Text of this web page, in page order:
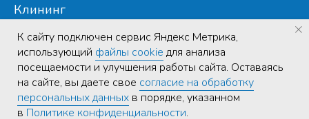
Клининг
Политика конфиденциальности| Договор публичной
оферты
К cайту подключен сервис Яндекс Метрика,
использующий файлы cookie для анализа
посещаемости и улучшения работы сайта. Оставаясь
на сайте, вы даете свое согласие на обработку
персональных данных в порядке, указанном
в Политике конфиденциальности.